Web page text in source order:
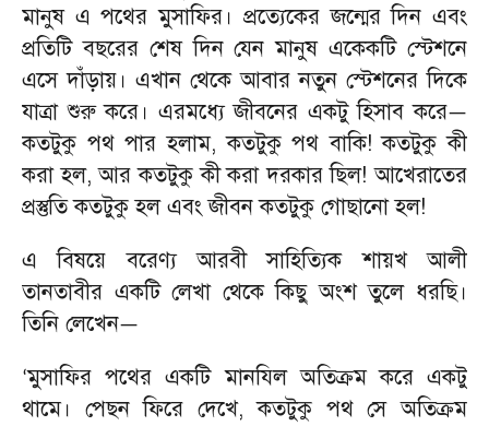
মানুষ এ পথের মুসাফির। প্রত্যেকের জন্মের দিন এবং
প্রতিটি বছরের শেষ দিন যেন মানুষ একেকটি স্টেশনে
এসে দাঁড়ায়। এখান থেকে আবার নতুন স্টেশনের দিকে
যাত্রা শুরু করে। এরমধ্যে জীবনের একটু হিসাব করে—
কতটুকু পথ পার হলাম,কতটুকু পথ বাকি! কতটুকু কী
করা হল,আর কতটুকু কী করা দরকার ছিল! আখেরাতের
প্রস্তুতি কতটুকু হল এবং জীবন কতটুকু গোছানো হল!
এ বিষয়ে বরেণ্য আরবী সাহিত্যিক শায়খ আলী
তানতাবীর একটি লেখা থেকে কিছু অংশ তুলে ধরছি।
তিনি লেখেন—
‘মুসাফির পথের একটি মানযিল অতিক্রম করে একটু
থামে। পেছন ফিরে দেখে,কতটুকু পথ সে অতিক্রম